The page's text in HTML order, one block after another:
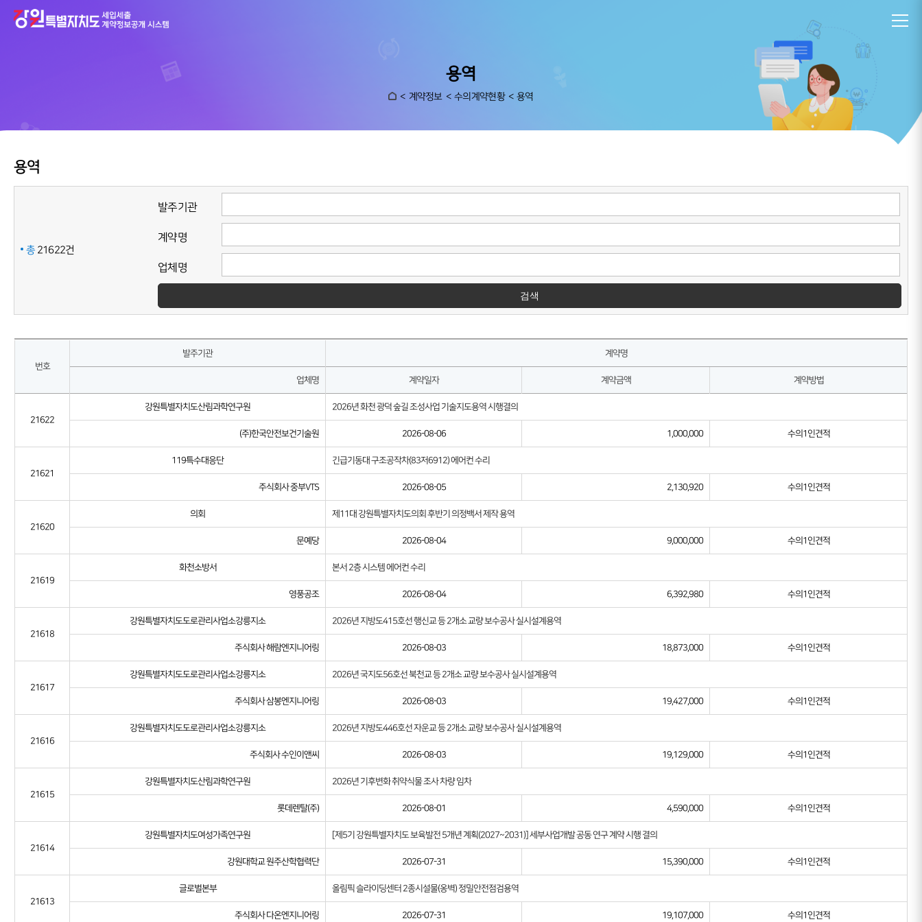
용역
계약정보 수의계약현황 용역
용역
총 21622건
발주기관
계약명
업체명
번호
발주기관 계약명
업체명 계약일자 계약금액 계약방법
21622
강원특별자치도산림과학연구원 2026년 화천 광덕 숲길 조성사업 기술지도용역 시행결의
(주)한국안전보건기술원 2026-08-06 1,000,000 수의1인견적
21621
119특수대응단 긴급기동대 구조공작차(83저6912) 에어컨 수리
주식회사 중부VTS 2026-08-05 2,130,920 수의1인견적
21620
의회 제11대 강원특별자치도의회 후반기 의정백서 제작 용역
문예당 2026-08-04 9,000,000 수의1인견적
21619
화천소방서 본서 2층 시스템 에어컨 수리
영풍공조 2026-08-04 6,392,980 수의1인견적
21618
강원특별자치도도로관리사업소강릉지소 2026년 지방도415호선 행신교 등 2개소 교량 보수공사 실시설계용역
주식회사 해람엔지니어링 2026-08-03 18,873,000 수의1인견적
21617
강원특별자치도도로관리사업소강릉지소 2026년 국지도56호선 북천교 등 2개소 교량 보수공사 실시설계용역
주식회사 삼봉엔지니어링 2026-08-03 19,427,000 수의1인견적
21616
강원특별자치도도로관리사업소강릉지소 2026년 지방도446호선 자운교 등 2개소 교량 보수공사 실시설계용역
주식회사 수인이앤씨 2026-08-03 19,129,000 수의1인견적
21615
강원특별자치도산림과학연구원 2026년 기후변화 취약식물 조사 차량 임차
롯데렌탈(주) 2026-08-01 4,590,000 수의1인견적
21614
강원특별자치도여성가족연구원 [제5기 강원특별자치도 보육발전 5개년 계획(2027~2031)] 세부사업개발 공동 연구 계약 시행 결의
강원대학교 원주산학협력단 2026-07-31 15,390,000 수의1인견적
21613
글로벌본부 올림픽 슬라이딩센터 2종시설물(옹벽) 정밀안전점검용역
주식회사 다온엔지니어링 2026-07-31 19,107,000 수의1인견적